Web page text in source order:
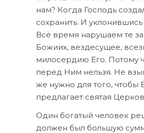
нам? Когда Господь
сохранить. И
Всё время нарушаем те
Божиих, вездесущее,
милосердию Его. Потому
перед Ним нельзя. Не
же нужно для того, чтобы
предлагает святая
Один богатый человек
должен был большую